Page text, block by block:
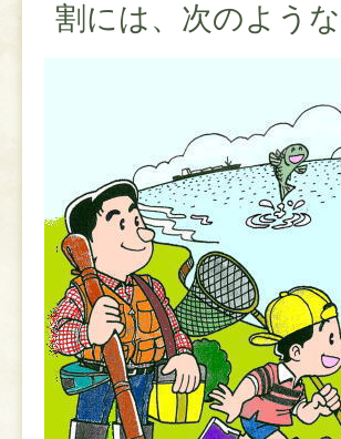
割には、次のよう